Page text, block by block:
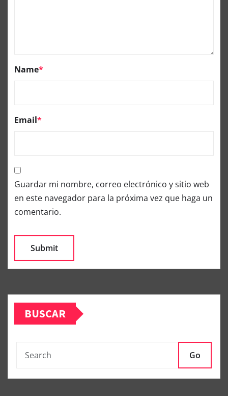
Name*
Email*
Guardar mi nombre, correo electrónico y sitio web
en este navegador para la próxima vez que haga un
comentario.
BUSCAR
Go